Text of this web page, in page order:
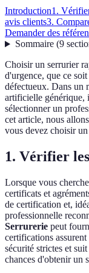
Introduction1.
avis clients3.
Demander des
Sommaire(9
Choisir un serrurier
d'urgence, que ce
défectueux. Dans un
artificielle générique,
sélectionner un
cet article, nous
vous devez choisir
1. Vérifier
Lorsque vous
certificats et
de certification et,
professionnelle
Serrurerie peut
certifications
sécurité strictes et
chances d'obtenir un